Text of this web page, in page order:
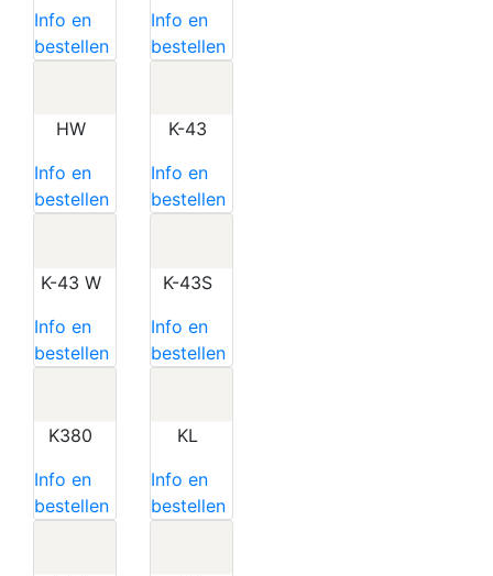
Info en
bestellen
Info en
bestellen
HW
Info en
bestellen
K-43
Info en
bestellen
K-43 W
Info en
bestellen
K-43S
Info en
bestellen
K380
Info en
bestellen
KL
Info en
bestellen